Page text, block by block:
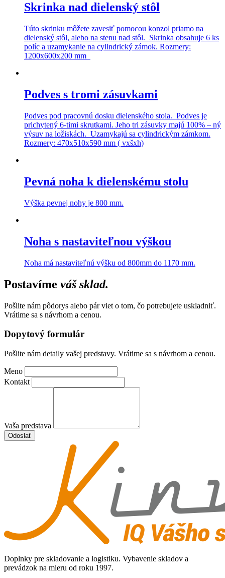
Skrinka nad dielenský stôl
Túto skrinku môžete zavesiť pomocou konzol priamo na
dielenský stôl, alebo na stenu nad stôl. Skrinka obsahuje 6 ks
políc a uzamykanie na cylindrický zámok. Rozmery:
1200x600x200 mm
Podves s tromi zásuvkami
Podves pod pracovnú dosku dielenského stola. Podves je
prichytený 6-timi skrutkami. Jeho tri zásuvky majú 100% – ný
výsuv na ložiskách. Uzamykajú sa cylindrickým zámkom.
Rozmery: 470x510x590 mm ( vxšxh)
Pevná noha k dielenskému stolu
Výška pevnej nohy je 800 mm.
Noha s nastaviteľnou výškou
Noha má nastaviteľnú výšku od 800mm do 1170 mm.
Postavíme váš sklad.
Pošlite nám pôdorys alebo pár viet o tom, čo potrebujete uskladniť.
Vrátime sa s návrhom a cenou.
Dopytový formulár
Pošlite nám detaily vašej predstavy. Vrátime sa s návrhom a cenou.
Meno
Kontakt
Vaša predstava
Odoslať
Doplnky pre skladovanie a logistiku. Vybavenie skladov a
prevádzok na mieru od roku 1997.